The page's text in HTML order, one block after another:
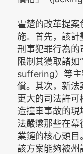
霍楚的改革提案
施。首先，該計
刑事犯罪行為的
限制其獲取諸如
suffering）等主
償。其次，新法
更大的司法許可
造撞車事故的現
法嚴懲那些在幕
業鏈的核心頭目
該方案能夠被州